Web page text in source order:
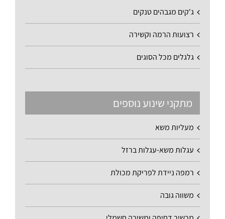
ג'קים מגבהים טנקים
רצועות הרמה וקשירה
גלגלים מכל הסוגים
מתקני שינוע נוספים
מעליות משא
עגלות משא-עגלות ברזל
רמפה ניידת לפריקת מכולת
משווה גובה